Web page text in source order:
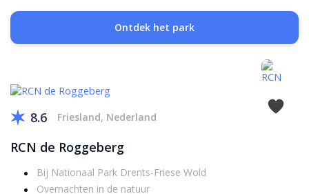
Ontdek het park
8.6 Friesland, Nederland
RCN de Roggeberg
Bij Nationaal Park Drents-Friese Wold
Overnachten in de natuur